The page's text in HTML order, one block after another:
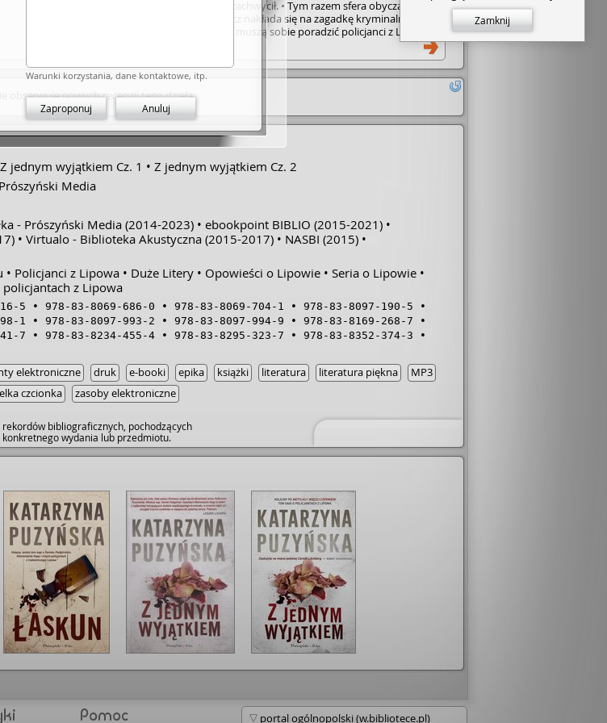
ponownie mnie zachwycił. • Tym razem sfera obyczajowa
zahacza, czy wręcz nakłada się na zagadkę kryminalną, z
którą tym razem muszą sobie poradzić policjanci z Lipowa
oraz charyzmatyczna komisarz Klementyna. • Płodność
pisarska Puzyńskiej zdaje się nie mieć granic. Lipowo,
Brodnica i kolonia Żabie Doły w czwartej odsłonie na
kartach obszernego tomu, to kolejna wycieczka w słodkie
wypieki pani Marii, w rzeki coli wypijanej przez Klementynę
oraz rozterki emocjonalne Daniela. Bardzo ciekawy motyw
szachowy i mozolne, ciągnące się jak flaki z olejem śledztwo.
• Nie dziwi fakt, że na książki Puzyńskiej trzeba ustawiać się
w bibliotece w długie kolejki. Kiedy bowiem przeczyta się już
pierwszy tom, trzeba przeczytać i wszystkie kolejne.
obserwuje nowych recenzji tego dzieła.
Z jednym wyjątkiem Cz. 1 Z jednym wyjątkiem Cz. 2
Prószyński Media
- Prószyński Media (2014-2023) ebookpoint BIBLIO (2015-2021)
Virtualo - Biblioteka Akustyczna (2015-2017) NASBI (2015)
Policjanci z Lipowa Duże Litery Opowieści o Lipowie
Seria o Lipowie
policjantach z Lipowa
5 978-83-8069-686-0 978-83-8069-704-1
978-83-8097-190-5
1 978-83-8097-993-2 978-83-8097-994-9
978-83-8169-268-7
7 978-83-8234-455-4 978-83-8295-323-7
978-83-8352-374-3
elektroniczne druk e-booki epika książki literatura literatura piękna
MP3
czcionka zasoby elektroniczne
bibliograficznych, pochodzących
wydania lub przedmiotu.
Warunki korzystania, dane kontaktowe, itp.
Zaproponuj Anuluj
Zamknij